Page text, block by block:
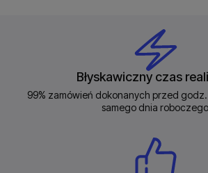
Błyskawiczny czas
99% zamówień dokonanych przed godz.
samego dnia